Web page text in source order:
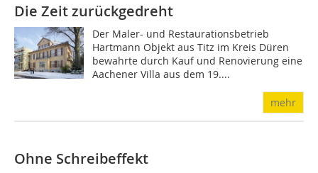
Die Zeit zurückgedreht
Der Maler- und Restaurationsbetrieb
Hartmann Objekt aus Titz im Kreis Düren
bewahrte durch Kauf und Renovierung eine
Aachener Villa aus dem 19....
mehr
Ohne Schreibeffekt